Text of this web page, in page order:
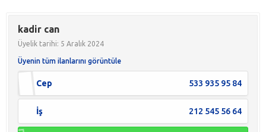
kadir can
Üyelik tarihi: 5 Aralık 2024
Üyenin tüm ilanlarını görüntüle
Cep 533 935 95 84
İş 212 545 56 64